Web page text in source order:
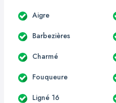
Aigre
Barbezières
Charmé
Fouqueure
Ligné 16